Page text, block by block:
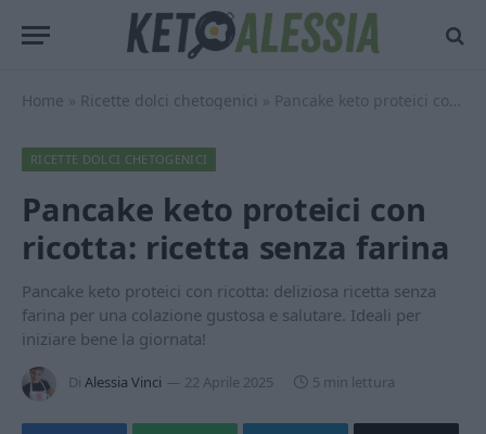
Home » Ricette dolci chetogenici » Pancake keto proteici con ricotta: ricetta senza farina
RICETTE DOLCI CHETOGENICI
Pancake keto proteici con
ricotta: ricetta senza farina
Pancake keto proteici con ricotta: deliziosa ricetta senza
farina per una colazione gustosa e salutare. Ideali per
iniziare bene la giornata!
Di Alessia Vinci 22 Aprile 2025 5 min lettura